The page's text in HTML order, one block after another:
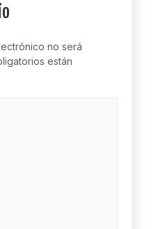
no será
están